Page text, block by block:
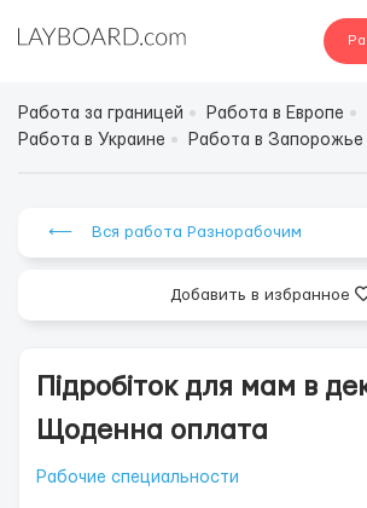
Работа за границей
Работа в Европе
Работа в Украине
Работа в Запорожье
⟵ Вся работа Разнорабочим
Добавить в избранное
Підробіток для мам в
Щоденна
Рабочие специальности